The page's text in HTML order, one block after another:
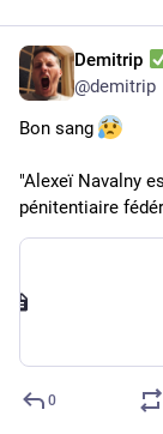
Demitrip
@demitrip
Bon sang
"Alexeï Navalny
pénitentiaire
0